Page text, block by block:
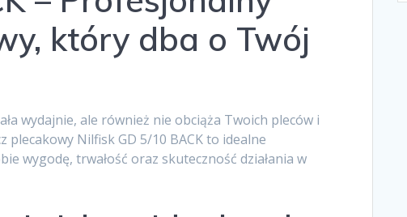
który dba o Twój
wydajnie, ale również nie obciąża Twoich pleców i
plecakowy Nilfisk GD 5/10 BACK to idealne
wygodę, trwałość oraz skuteczność działania w